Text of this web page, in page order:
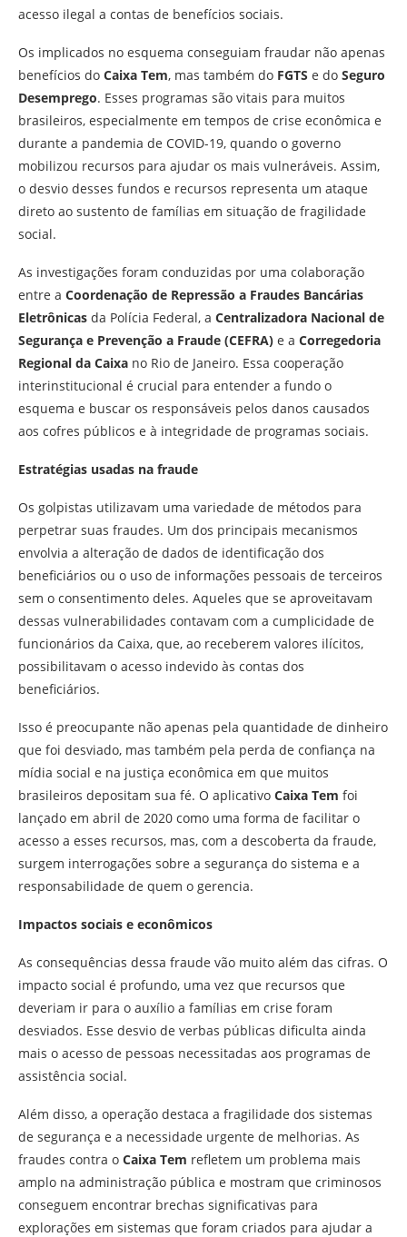
acesso ilegal a contas de benefícios sociais.
Os implicados no esquema conseguiam fraudar não apenas
benefícios do Caixa Tem, mas também do FGTS e do Seguro
Desemprego. Esses programas são vitais para muitos
brasileiros, especialmente em tempos de crise econômica e
durante a pandemia de COVID-19, quando o governo
mobilizou recursos para ajudar os mais vulneráveis. Assim,
o desvio desses fundos e recursos representa um ataque
direto ao sustento de famílias em situação de fragilidade
social.
As investigações foram conduzidas por uma colaboração
entre a Coordenação de Repressão a Fraudes Bancárias
Eletrônicas da Polícia Federal, a Centralizadora Nacional de
Segurança e Prevenção a Fraude (CEFRA) e a Corregedoria
Regional da Caixa no Rio de Janeiro. Essa cooperação
interinstitucional é crucial para entender a fundo o
esquema e buscar os responsáveis pelos danos causados
aos cofres públicos e à integridade de programas sociais.
Estratégias usadas na fraude
Os golpistas utilizavam uma variedade de métodos para
perpetrar suas fraudes. Um dos principais mecanismos
envolvia a alteração de dados de identificação dos
beneficiários ou o uso de informações pessoais de terceiros
sem o consentimento deles. Aqueles que se aproveitavam
dessas vulnerabilidades contavam com a cumplicidade de
funcionários da Caixa, que, ao receberem valores ilícitos,
possibilitavam o acesso indevido às contas dos
beneficiários.
Isso é preocupante não apenas pela quantidade de dinheiro
que foi desviado, mas também pela perda de confiança na
mídia social e na justiça econômica em que muitos
brasileiros depositam sua fé. O aplicativo Caixa Tem foi
lançado em abril de 2020 como uma forma de facilitar o
acesso a esses recursos, mas, com a descoberta da fraude,
surgem interrogações sobre a segurança do sistema e a
responsabilidade de quem o gerencia.
Impactos sociais e econômicos
As consequências dessa fraude vão muito além das cifras. O
impacto social é profundo, uma vez que recursos que
deveriam ir para o auxílio a famílias em crise foram
desviados. Esse desvio de verbas públicas dificulta ainda
mais o acesso de pessoas necessitadas aos programas de
assistência social.
Além disso, a operação destaca a fragilidade dos sistemas
de segurança e a necessidade urgente de melhorias. As
fraudes contra o Caixa Tem refletem um problema mais
amplo na administração pública e mostram que criminosos
conseguem encontrar brechas significativas para
explorações em sistemas que foram criados para ajudar a